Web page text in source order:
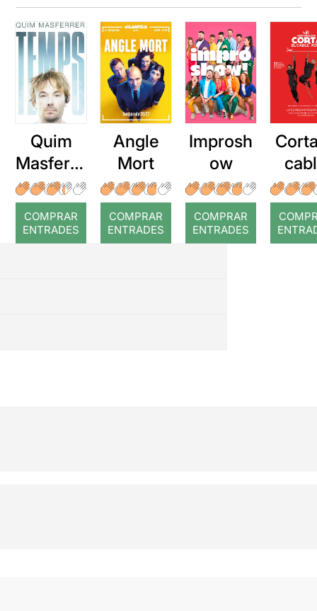
Quim
Masferre
r: Temps
COMPRAR
ENTRADES
Angle
Mort
COMPRAR
ENTRADES
Improsh
ow
COMPRAR
ENTRADES